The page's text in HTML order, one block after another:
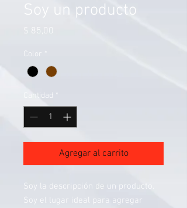
Soy un producto
$ 85,00
Color *
Cantidad *
Agregar al carrito
Soy la descripción de un producto.
Soy el lugar ideal para agregar